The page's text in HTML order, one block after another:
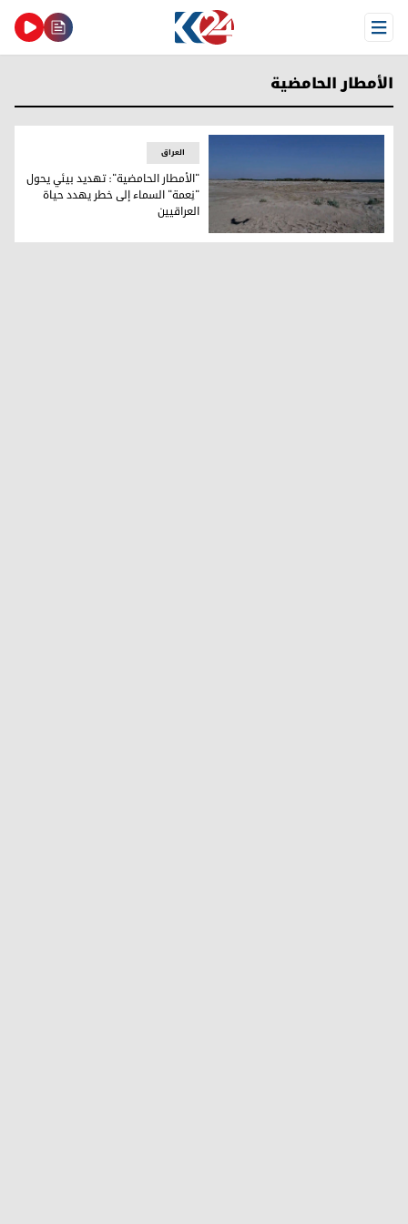
Open Menu
الأمطار الحامضية
"الأمطار الحامضية": تهديد بيئي يحول "نِعمة" السماء إلى خطر
العراق
"الأمطار الحامضية": تهديد بيئي يحول
"نِعمة" السماء إلى خطر يهدد حياة
العراقيين